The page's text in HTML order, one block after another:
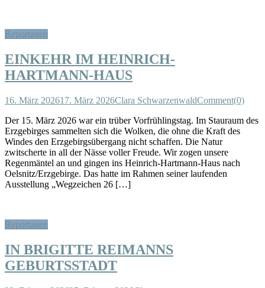
Reportagen
EINKEHR IM HEINRICH-
HARTMANN-HAUS
16. März 202617. März 2026Clara SchwarzenwaldComment(0)
Der 15. März 2026 war ein trüber Vorfrühlingstag. Im Stauraum des
Erzgebirges sammelten sich die Wolken, die ohne die Kraft des
Windes den Erzgebirgsübergang nicht schaffen. Die Natur
zwitscherte in all der Nässe voller Freude. Wir zogen unsere
Regenmäntel an und gingen ins Heinrich-Hartmann-Haus nach
Oelsnitz/Erzgebirge. Das hatte im Rahmen seiner laufenden
Ausstellung „Wegzeichen 26 […]
Reportagen
IN BRIGITTE REIMANNS
GEBURTSSTADT